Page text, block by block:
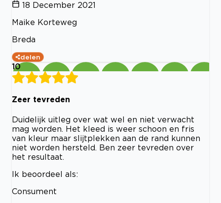
18 December 2021
Maike Korteweg
Breda
delen
10
Zeer tevreden
Duidelijk uitleg over wat wel en niet verwacht
mag worden. Het kleed is weer schoon en fris
van kleur maar slijtplekken aan de rand kunnen
niet worden hersteld. Ben zeer tevreden over
het resultaat.
Ik beoordeel als:
Consument